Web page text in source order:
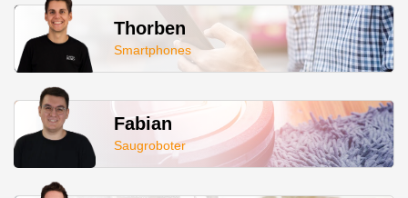
Thorben
Smartphones
Fabian
Saugroboter